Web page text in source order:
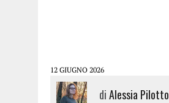
12 GIUGNO 2026
diAlessia Pilotto